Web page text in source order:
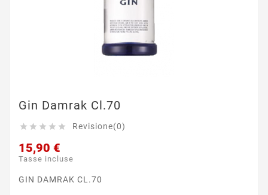
Gin Damrak Cl.70
     Revisione(0)
15,90 €
Tasse incluse
GIN DAMRAK CL.70